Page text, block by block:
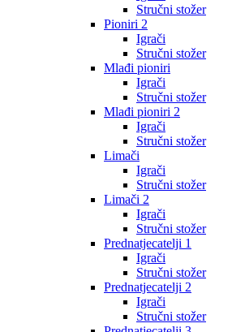
Stručni stožer
Pioniri 2
Igrači
Stručni stožer
Mlađi pioniri
Igrači
Stručni stožer
Mlađi pioniri 2
Igrači
Stručni stožer
Limači
Igrači
Stručni stožer
Limači 2
Igrači
Stručni stožer
Prednatjecatelji 1
Igrači
Stručni stožer
Prednatjecatelji 2
Igrači
Stručni stožer